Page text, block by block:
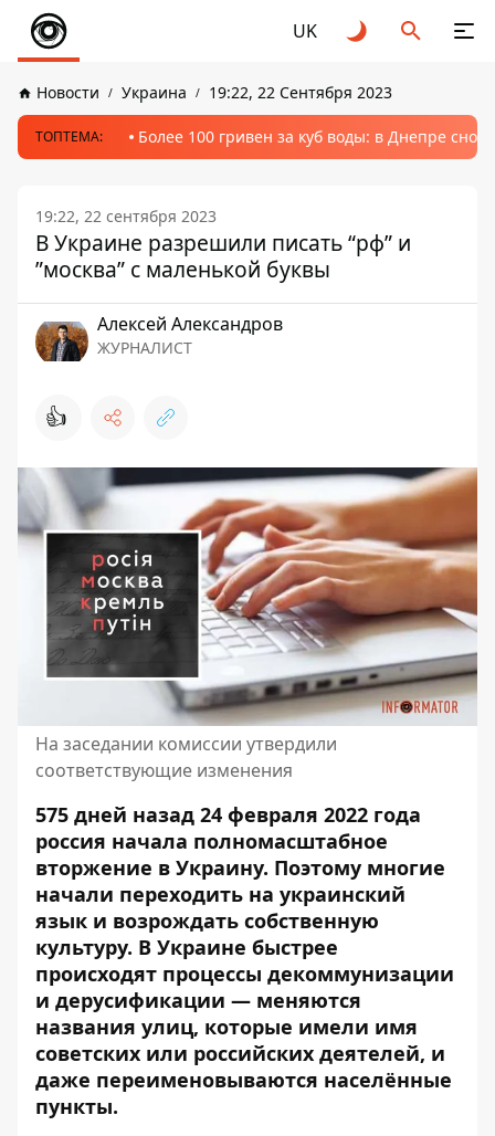
UK
Новости Украина 19:22, 22 Сентября 2023
ТОПТЕМА: Более 100 гривен за куб воды: в Днепре
19:22, 22 сентября 2023
В Украине разрешили писать “рф” и
”москва” с маленькой буквы
Алексей Александров
ЖУРНАЛИСТ
👍
На заседании комиссии утвердили
соответствующие изменения
575 дней назад 24 февраля 2022 года
россия начала полномасштабное
вторжение в Украину. Поэтому многие
начали переходить на украинский
язык и возрождать собственную
культуру. В Украине быстрее
происходят процессы декоммунизации
и дерусификации — меняются
названия улиц, которые имели имя
советских или российских деятелей, и
даже переименовываются населённые
пункты.